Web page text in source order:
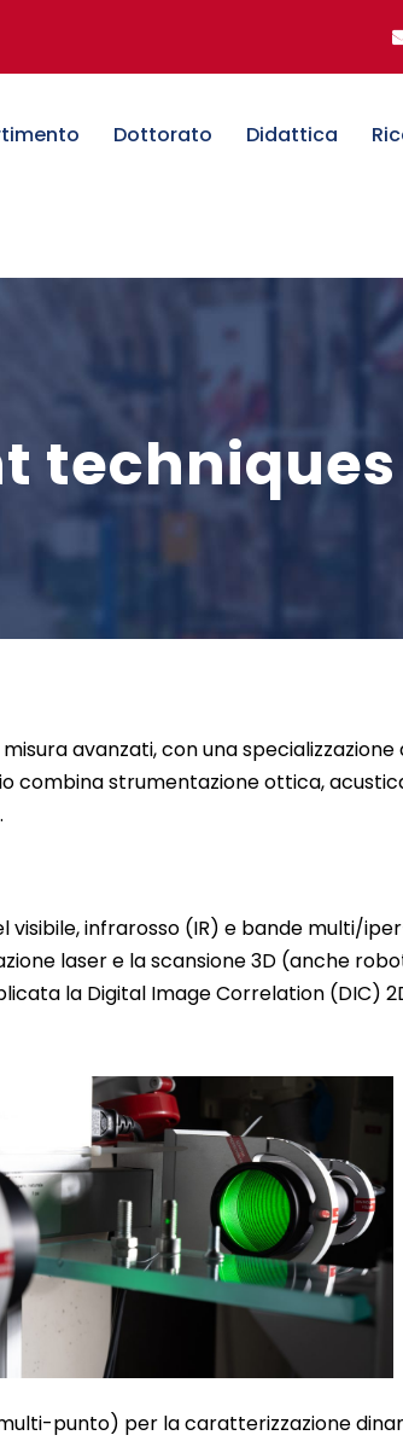
Dottorato Didattica
techniques
avanzati, con una
combina strumentazione ottica,
visibile, infrarosso (IR) e bande multi/
laser e la scansione 3D (anche
la Digital Image Correlation (DIC)
punto) per la caratterizzazione